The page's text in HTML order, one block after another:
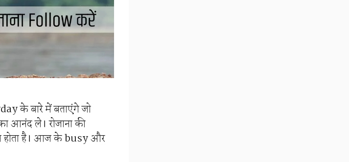
के बारे में बताएंगे जो
आनंद ले। रोजाना की
होता है। आज के busy और